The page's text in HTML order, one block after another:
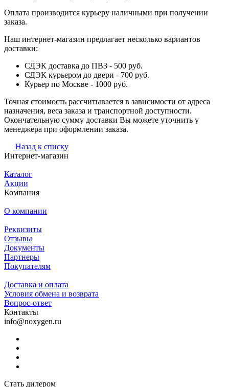
Оплата производится курьеру наличными при получении
заказа.
Наш интернет-магазин предлагает несколько вариантов
доставки:
СДЭК доставка до ПВЗ - 500 руб.
СДЭК курьером до двери - 700 руб.
Курьер по Москве - 1000 руб.
Точная стоимость рассчитывается в зависимости от адреса
назначения, веса заказа и транспортной доступности.
Окончательную сумму доставки Вы можете уточнить у
менеджера при оформлении заказа.
Назад к списку
Интернет-магазин
Каталог
Акции
Компания
О компании
Реквизиты
Отзывы
Документы
Партнеры
Покупателям
Доставка и оплата
Условия обмена и возврата
Вопрос-ответ
Контакты
info@noxygen.ru
Стать дилером